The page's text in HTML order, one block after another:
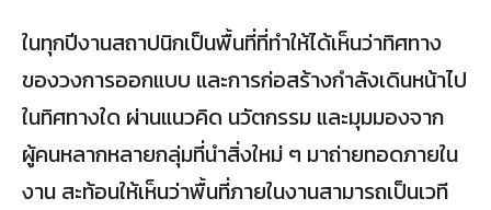
ในทุกปีงานสถาปนิกเป็นพื้นที่ที่ทำให้ได้เห็นว่าทิศทาง
ของวงการออกแบบ และการก่อสร้างกำลังเดินหน้าไป
ในทิศทางใด ผ่านแนวคิด นวัตกรรม และมุมมองจาก
ผู้คนหลากหลายกลุ่มที่นำสิ่งใหม่ ๆ มาถ่ายทอดภายใน
งาน สะท้อนให้เห็นว่าพื้นที่ภายในงานสามารถเป็นเวที